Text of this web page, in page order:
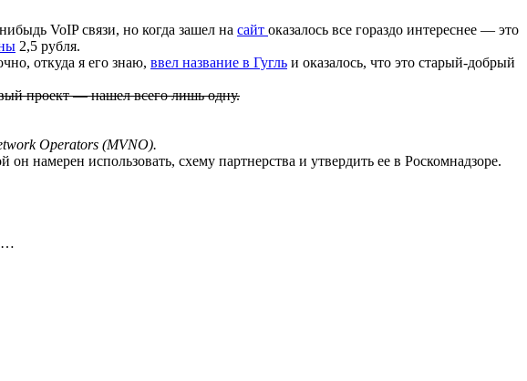
VoIP связи, но когда зашел на сайт оказалось все гораздо интереснее — это
2,5 рубля.
откуда я его знаю, ввел название в Гугль и оказалось, что это старый-добрый
проект — нашел всего лишь одну.
Operators (MVNO).
намерен использовать, схему партнерства и утвердить ее в Роскомнадзоре.